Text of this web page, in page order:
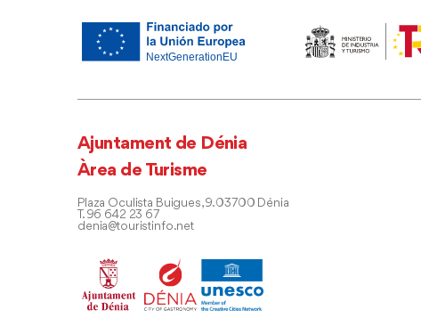
Ajuntament de Dénia
Àrea de Turisme
Plaza Oculista Buigues, 9. 03700 Dénia
T. 96 642 23 67
denia@touristinfo.net